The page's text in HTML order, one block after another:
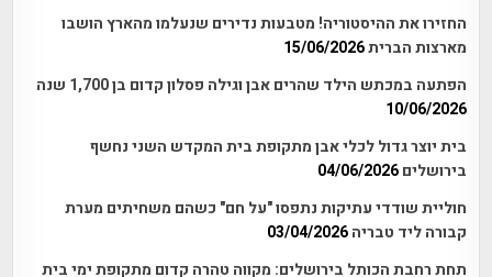
החזירו את ההיסטוריה! מטבעות נדירים שנעלמו מהארץ הושבו
מארצות הברית15/06/2026
הפתעה במכתש הילד שהרים אבן וגילה פסלון קדום בן 1,700 שנה
10/06/2026
בית יוצר גדול לכלי אבן מתקופת בית המקדש השני נחשף
בירושלים 04/06/2026
חוליית שודדי עתיקות נתפסו "על חם" כשהם משחיתים מערת
קבורה ליד טבריה 03/04/2026
תחת רחבת הכותל בירושלים: מקווה טהרה קדום מתקופת ימי בית